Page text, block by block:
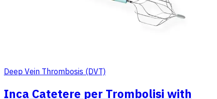
Deep Vein Thrombosis (DVT)
Inca Catetere per Trombolisi with